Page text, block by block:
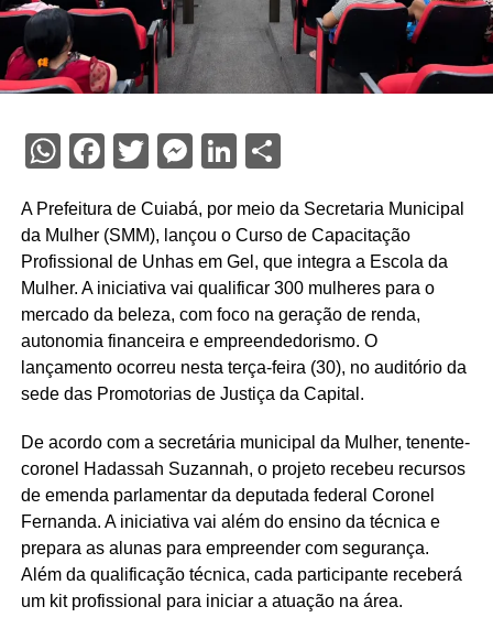
WhatsApp
Facebook
TwitterMessenger
LinkedIn
A Prefeitura de Cuiabá, por meio da Secretaria Municipal
da Mulher (SMM), lançou o Curso de Capacitação
Profissional de Unhas em Gel, que integra a Escola da
Mulher. A iniciativa vai qualificar 300 mulheres para o
mercado da beleza, com foco na geração de renda,
autonomia financeira e empreendedorismo. O
lançamento ocorreu nesta terça-feira (30), no auditório da
sede das Promotorias de Justiça da Capital.
De acordo com a secretária municipal da Mulher, tenente-
coronel Hadassah Suzannah, o projeto recebeu recursos
de emenda parlamentar da deputada federal Coronel
Fernanda. A iniciativa vai além do ensino da técnica e
prepara as alunas para empreender com segurança.
Além da qualificação técnica, cada participante receberá
um kit profissional para iniciar a atuação na área.